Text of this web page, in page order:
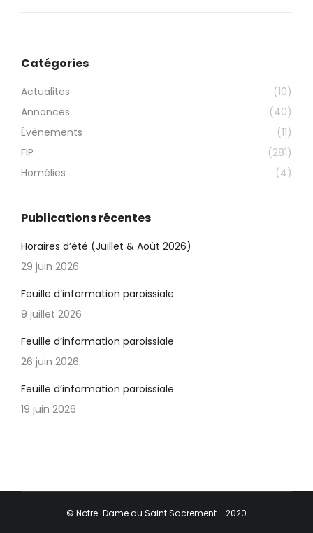
Catégories
Actualites
(10)
Annonces
(40)
Évènements
(11)
FIP
(281)
Homélies
(4)
Publications récentes
Horaires d’été (Juillet & Août 2026)
29 juin 2026
Feuille d’information paroissiale
9 juillet 2026
Feuille d’information paroissiale
26 juin 2026
Feuille d’information paroissiale
19 juin 2026
© Notre-Dame du Saint Sacrement - 2020